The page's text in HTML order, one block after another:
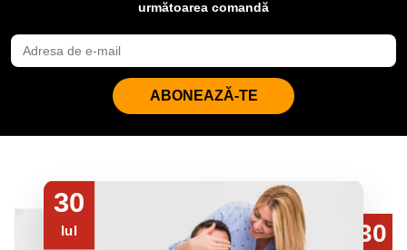
următoarea comandă
ABONEAZĂ-TE
30
Iul 30